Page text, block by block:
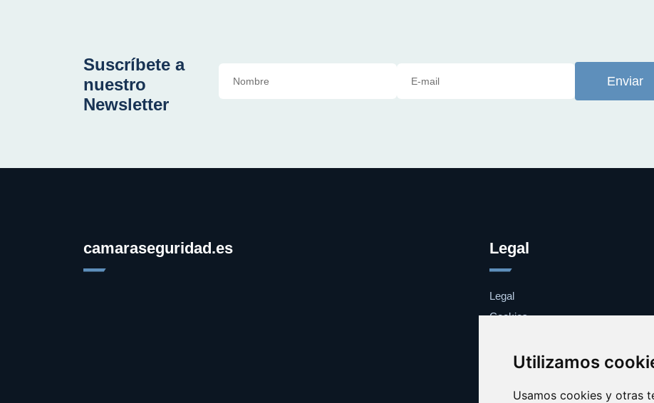
Utilizamos
Usamos cookies y otras
Suscríbete a
nuestro
Newsletter
Enviar
camaraseguridad.es Legal
Legal
Cookies